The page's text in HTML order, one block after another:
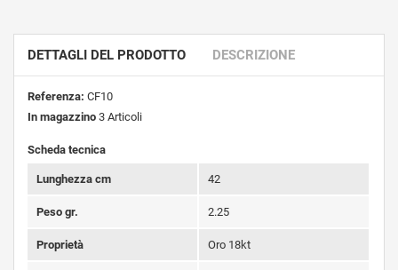
DETTAGLI DEL PRODOTTO DESCRIZIONE
Referenza: CF10
In magazzino 3 Articoli
Scheda tecnica
Lunghezza cm 42
Peso gr. 2.25
Proprietà Oro 18kt